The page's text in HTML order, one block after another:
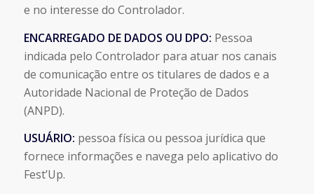
e no interesse do Controlador.
ENCARREGADO DE DADOS OU DPO: Pessoa
indicada pelo Controlador para atuar nos canais
de comunicação entre os titulares de dados e a
Autoridade Nacional de Proteção de Dados
(ANPD).
USUÁRIO: pessoa física ou pessoa jurídica que
fornece informações e navega pelo aplicativo do
Fest’Up.